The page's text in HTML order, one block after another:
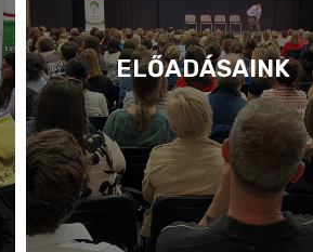
ELŐADÁSAINK